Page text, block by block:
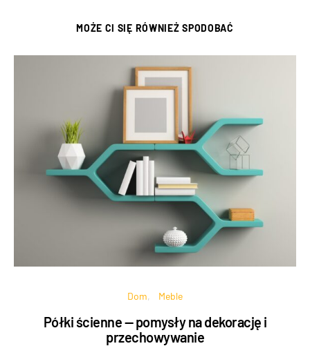
MOŻE CI SIĘ RÓWNIEŻ SPODOBAĆ
Dom Meble
Półki ścienne — pomysły na dekorację i
przechowywanie